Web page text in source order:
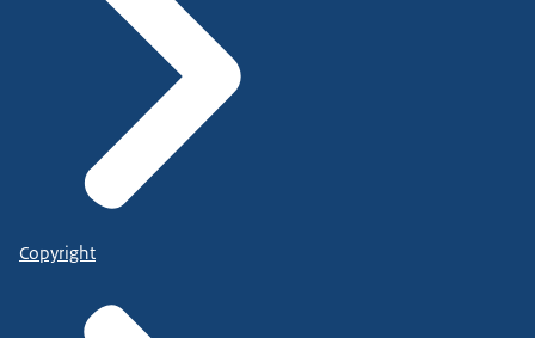
Copyright